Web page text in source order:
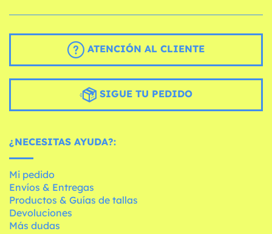
ATENCIÓN AL CLIENTE
SIGUE TU PEDIDO
¿NECESITAS AYUDA?:
Mi pedido
Envíos & Entregas
Productos & Guías de tallas
Devoluciones
Más dudas